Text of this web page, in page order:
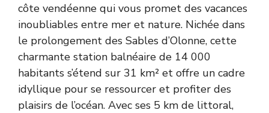
côte vendéenne qui vous promet des vacances
inoubliables entre mer et nature. Nichée dans
le prolongement des Sables d’Olonne, cette
charmante station balnéaire de 14 000
habitants s’étend sur 31 km² et offre un cadre
idyllique pour se ressourcer et profiter des
plaisirs de l’océan. Avec ses 5 km de littoral,